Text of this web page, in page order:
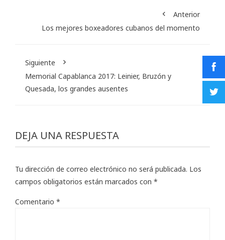
Anterior
Los mejores boxeadores cubanos del momento
Siguiente
Memorial Capablanca 2017: Leinier, Bruzón y
Quesada, los grandes ausentes
DEJA UNA RESPUESTA
Tu dirección de correo electrónico no será publicada. Los
campos obligatorios están marcados con *
Comentario *